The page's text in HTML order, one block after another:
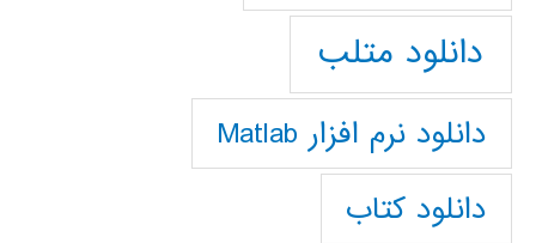
دانلود متلب
دانلود نرم افزار Matlab
دانلود کتاب